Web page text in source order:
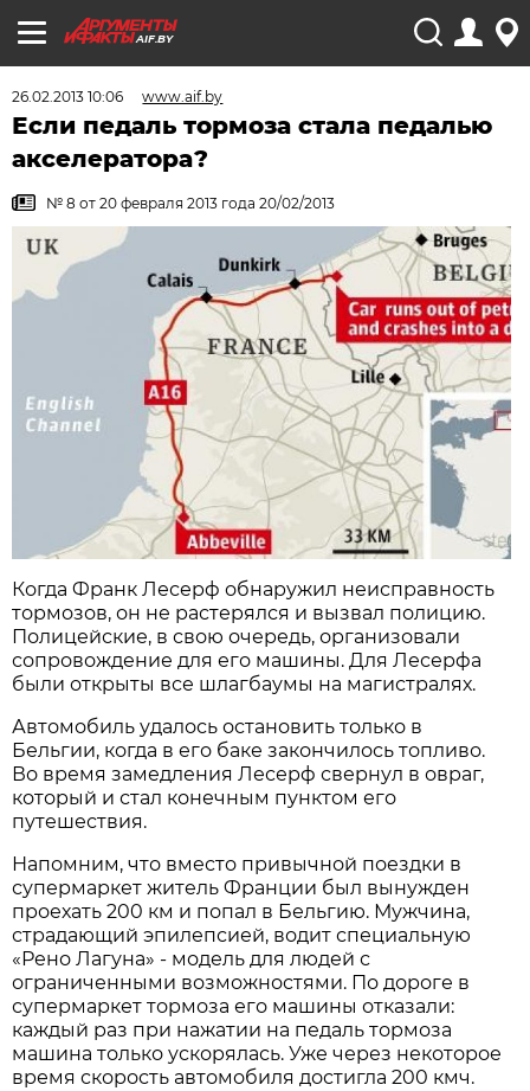
AIF.BY
26.02.2013 10:06 www.aif.by
Если педаль тормоза стала педалью
акселератора?
№ 8 от 20 февраля 2013 года 20/02/2013
Когда Франк Лесерф обнаружил неисправность
тормозов, он не растерялся и вызвал полицию.
Полицейские, в свою очередь, организовали
сопровождение для его машины. Для Лесерфа
были открыты все шлагбаумы на магистралях.
Автомобиль удалось остановить только в
Бельгии, когда в его баке закончилось топливо.
Во время замедления Лесерф свернул в овраг,
который и стал конечным пунктом его
путешествия.
Напомним, что вместо привычной поездки в
супермаркет житель Франции был вынужден
проехать 200 км и попал в Бельгию. Мужчина,
страдающий эпилепсией, водит специальную
«Рено Лагуна» - модель для людей с
ограниченными возможностями. По дороге в
супермаркет тормоза его машины отказали:
каждый раз при нажатии на педаль тормоза
машина только ускорялась. Уже через некоторое
время скорость автомобиля достигла 200 кмч.